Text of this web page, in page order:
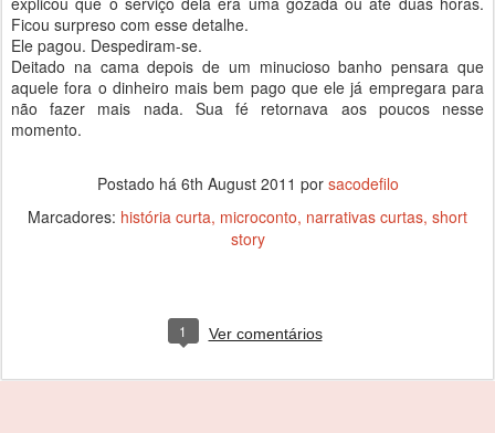
Ficou surpreso com esse detalhe.
Ele pagou. Despediram-se.
Deitado na cama depois de um minucioso banho pensara que
aquele fora o dinheiro mais bem pago que ele já empregara para
não fazer mais nada. Sua fé retornava aos poucos nesse
momento.
Postado há 6th August 2011 por sacodefilo
Marcadores: história curta microconto narrativas curtas short
story
1 Ver comentários